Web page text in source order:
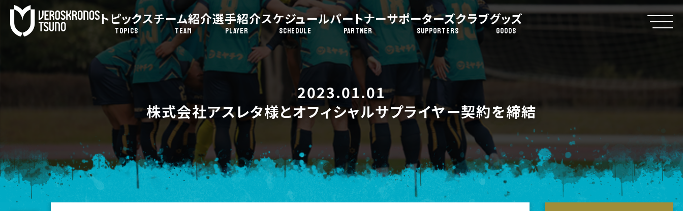
トピックス
TOPICS
チーム紹介
TEAM
選手紹介
PLAYER
スケジュール
SCHEDULE
パートナー
PARTNER
サポーターズクラブ
SUPPORTERS
グッズ
GOODS
2023.01.01
株式会社アスレタ様とオフィシャルサプライヤー契約を締結